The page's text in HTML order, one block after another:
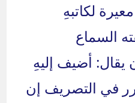
لكاتبهِ
السماع
يقال: أضيف إليهِ
في التصريف إن